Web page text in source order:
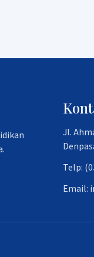
Jl.
Telp:
Email: